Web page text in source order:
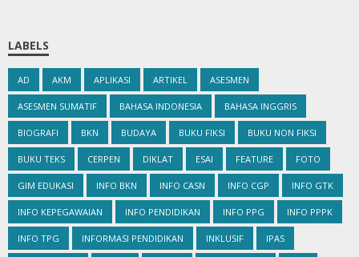
LABELS
AD AKM APLIKASI ARTIKEL ASESMEN
ASESMEN SUMATIF BAHASA INDONESIA BAHASA INGGRIS
BIOGRAFI BKN BUDAYA BUKU FIKSI BUKU NON FIKSI
BUKU TEKS CERPEN DIKLAT ESAI FEATURE FOTO
GIM EDUKASI INFO BKN INFO CASN INFO CGP INFO GTK
INFO KEPEGAWAIAN INFO PENDIDIKAN INFO PPG INFO PPPK
INFO TPG INFORMASI PENDIDIKAN INKLUSIF IPAS